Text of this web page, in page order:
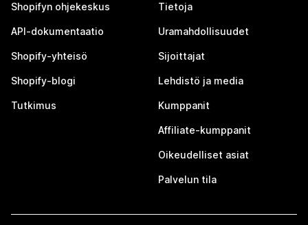
Shopifyn ohjekeskus
API-dokumentaatio
Shopify-yhteisö
Shopify-blogi
Tutkimus
Tietoja
Uramahdollisuudet
Sijoittajat
Lehdistö ja media
Kumppanit
Affiliate-kumppanit
Oikeudelliset asiat
Palvelun tila